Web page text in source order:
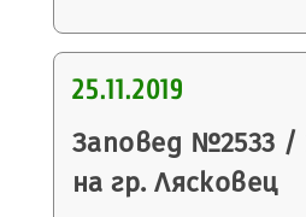
25.11.2019
Заповед №2533 /
на гр. Лясковец